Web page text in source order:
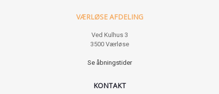
VÆRLØSE AFDELING
Ved Kulhus 3
3500 Værløse
Se åbningstider
KONTAKT